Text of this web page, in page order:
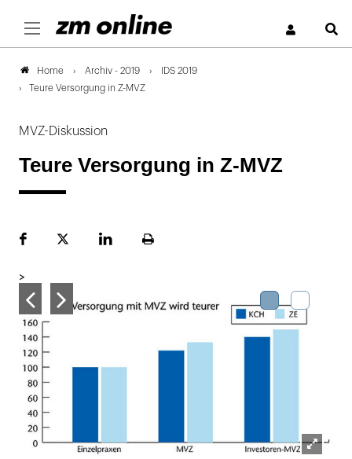
Home Archiv - 2019
IDS 2019
Teure Versorgung in Z-MVZ
MVZ-Diskussion
Teure Versorgung in Z-MVZ
FacebookPlattformLinekdInSeite
>